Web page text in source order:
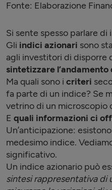
Fonte: Elaborazione
Si sente spesso parlare di
Gli indici azionari sono
agli investitori di disporre
sintetizzare l’andamento
Ma quali sono i criteri
fa parte di un indice? Se
vetrino di un microscopio
E quali informazioni ci
Un’anticipazione:
medesimo indice.
significativo.
Un indice azionario può
sintesi rappresentativa di